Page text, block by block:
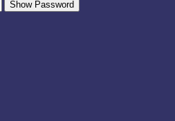
Show Password